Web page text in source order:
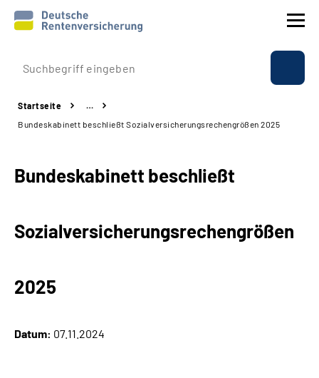
Prävention
Reha
Experten
Startseite
…
Bundeskabinett beschließt Sozialversicherungsrechengrößen 2025
Bundeskabinett beschließt
Sozialversicherungsrechengrößen
2025
Datum: 07.11.2024